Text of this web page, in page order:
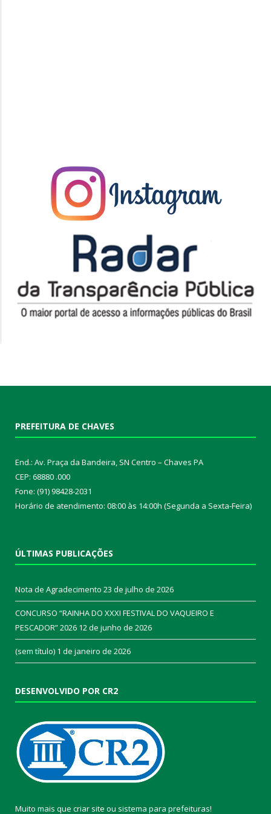
PREFEITURA DE CHAVES
End.: Av. Praça da Bandeira, SN Centro – Chaves PA
CEP: 68880 .000
Fone: (91) 98428-2031
Horário de atendimento: 08:00 às 14:00h (Segunda a Sexta-Feira)
ÚLTIMAS PUBLICAÇÕES
Nota de Agradecimento 23 de julho de 2026
CONCURSO “RAINHA DO XXXI FESTIVAL DO VAQUEIRO E
PESCADOR” 2026 12 de junho de 2026
(sem título) 1 de janeiro de 2026
DESENVOLVIDO POR CR2
Muito mais que criar site ou sistema para prefeituras!